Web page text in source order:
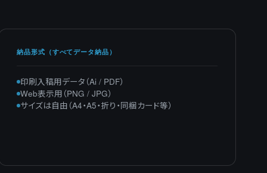
納品形式（すべてデータ納品）
印刷入稿用データ（Ai / PDF）
Web表示用（PNG / JPG）
サイズは自由（A4・A5・折り・同梱カード等）